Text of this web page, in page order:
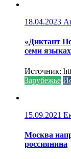
18.04.2023
«Диктант
семи языках
Источник:
Зарубежье
15.09.2021
Москва
россиянина